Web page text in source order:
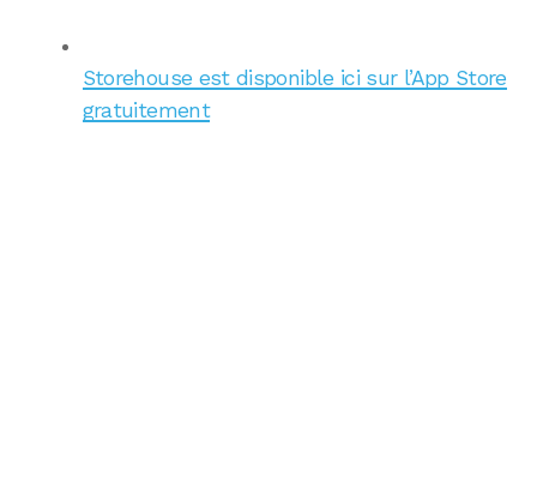
Storehouse est disponible ici sur l’App Store
gratuitement